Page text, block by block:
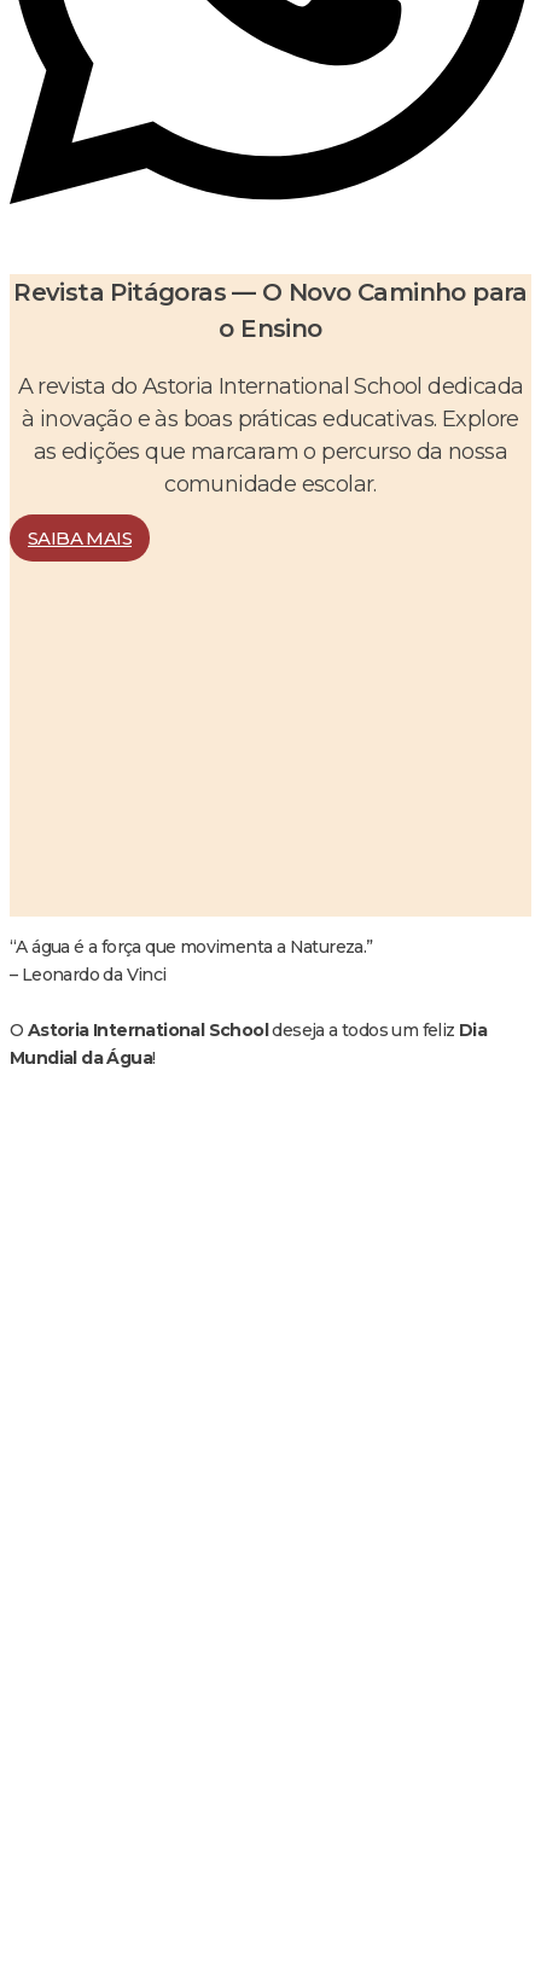
Revista Pitágoras — O Novo Caminho para
o Ensino
A revista do Astoria International School dedicada
à inovação e às boas práticas educativas. Explore
as edições que marcaram o percurso da nossa
comunidade escolar.
SAIBA MAIS
“A água é a força que movimenta a Natureza.”
– Leonardo da Vinci
O Astoria International Schooldeseja a todos um feliz Dia
Mundial da Água!